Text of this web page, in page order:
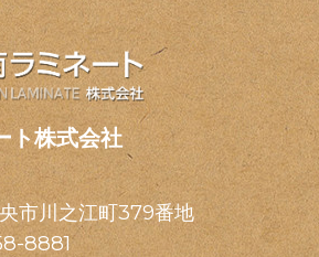
ト株式会社
市川之江町379番地
8881